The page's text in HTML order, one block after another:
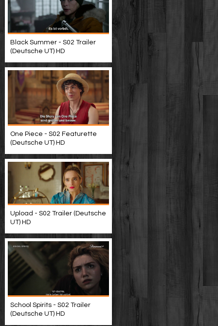
Black Summer - S02 Trailer
(Deutsche UT) HD
One Piece - S02 Featurette
(Deutsche UT) HD
Upload - S02 Trailer (Deutsche
UT) HD
School Spirits - S02 Trailer
(Deutsche UT) HD